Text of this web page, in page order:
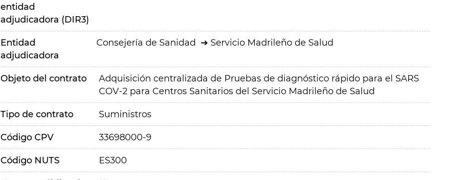
entidad
adjudicadora (DIR3)
Entidad
adjudicadora
Consejería de Sanidad Servicio Madrileño de Salud
Objeto del contrato
Adquisición centralizada de Pruebas de diagnóstico rápido para el SARS
COV-2 para Centros Sanitarios del Servicio Madrileño de Salud
Tipo de contrato Suministros
Código CPV 33698000-9
Código NUTS ES300